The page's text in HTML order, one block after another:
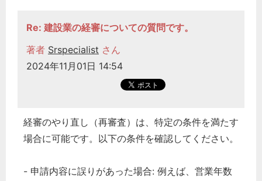
Re: 建設業の経審についての質問です。
著者 Srspecialist さん
2024年11月01日 14:54
経審のやり直し（再審査）は、特定の条件を満たす
場合に可能です。以下の条件を確認してください。
- 申請内容に誤りがあった場合: 例えば、営業年数